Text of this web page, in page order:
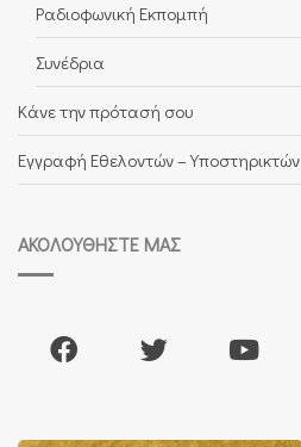
Ραδιοφωνική Εκπομπή
Συνέδρια
Κάνε την πρότασή σου
Εγγραφή Εθελοντών – Υποστηρικτών
ΑΚΟΛΟΥΘΉΣΤΕ ΜΑΣ